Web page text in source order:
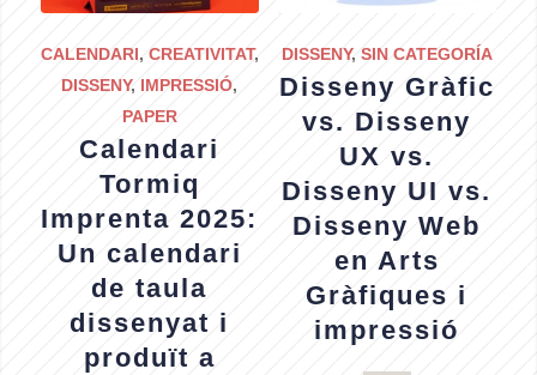
CALENDARI, CREATIVITAT,
DISSENY, IMPRESSIÓ,
PAPER
Calendari
Tormiq
Imprenta 2025:
Un calendari
de taula
dissenyat i
produït a
DISSENY, SIN CATEGORÍA
Disseny Gràfic
vs. Disseny
UX vs.
Disseny UI vs.
Disseny Web
en Arts
Gràfiques i
impressió